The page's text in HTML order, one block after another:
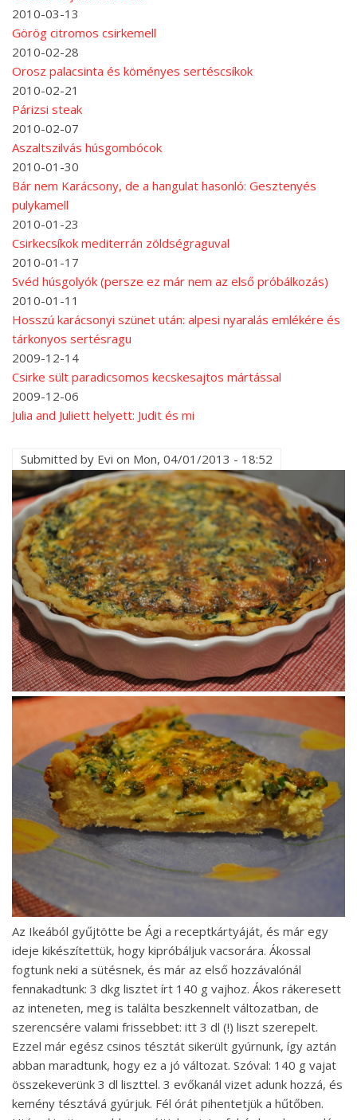
2010-03-13
Görög citromos csirkemell
2010-02-28
Orosz palacsinta és köményes sertéscsíkok
2010-02-21
Párizsi steak
2010-02-07
Aszaltszilvás húsgombócok
2010-01-30
Bár nem Karácsony, de a hangulat hasonló: Gesztenyés
pulykamell
2010-01-23
Csirkecsíkok mediterrán zöldségraguval
2010-01-17
Svéd húsgolyók (persze ez már nem az első próbálkozás)
2010-01-11
Hosszú karácsonyi szünet után: alpesi nyaralás emlékére és
tárkonyos sertésragu
2009-12-14
Csirke sült paradicsomos kecskesajtos mártással
2009-12-06
Julia and Juliett helyett: Judit és mi
Submitted by Evi on Mon, 04/01/2013 - 18:52
Az Ikeából gyűjtötte be Ági a receptkártyáját, és már egy
ideje kikészítettük, hogy kipróbáljuk vacsorára. Ákossal
fogtunk neki a sütésnek, és már az első hozzávalónál
fennakadtunk: 3 dkg lisztet írt 140 g vajhoz. Ákos rákeresett
az inteneten, meg is találta beszkennelt változatban, de
szerencsére valami frissebbet: itt 3 dl (!) liszt szerepelt.
Ezzel már egész csinos tésztát sikerült gyúrnunk, így aztán
abban maradtunk, hogy ez a jó változat. Szóval: 140 g vajat
összekeverünk 3 dl liszttel. 3 evőkanál vizet adunk hozzá, és
kemény tésztává gyúrjuk. Fél órát pihentetjük a hűtőben.